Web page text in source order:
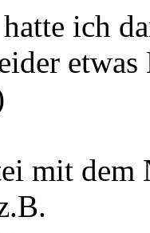
ich
mit dem